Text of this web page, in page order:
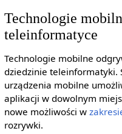
Technologie
teleinformatyce
Technologie mobilne
dziedzinie teleinformatyki.
urządzenia mobilne
aplikacji w dowolnym
nowe możliwości w
rozrywki.